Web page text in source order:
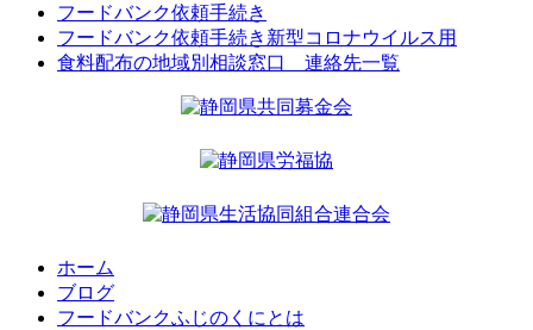
フードバンク依頼手続き
フードバンク依頼手続き新型コロナウイルス用
食料配布の地域別相談窓口 連絡先一覧
ホーム
ブログ
フードバンクふじのくにとは